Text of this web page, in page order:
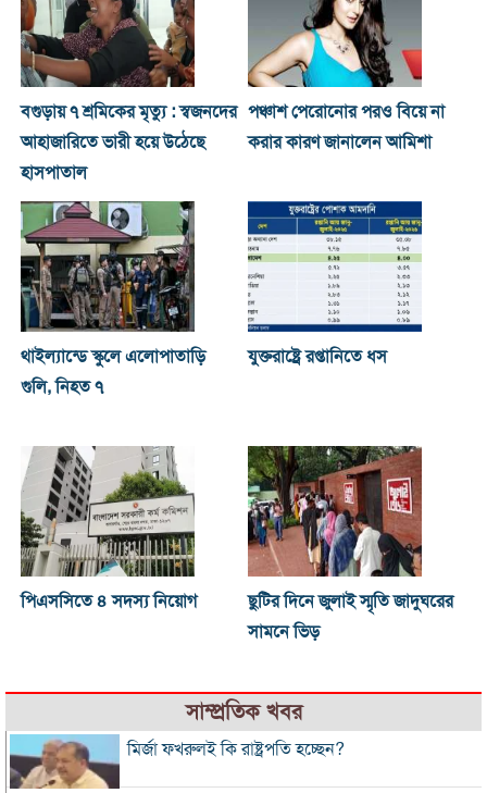
বগুড়ায় ৭ শ্রমিকের মৃত্যু : স্বজনদের
আহাজারিতে ভারী হয়ে উঠেছে
হাসপাতাল
পঞ্চাশ পেরোনোর পরও বিয়ে না
করার কারণ জানালেন আমিশা
থাইল্যান্ডে স্কুলে এলোপাতাড়ি
গুলি, নিহত ৭
যুক্তরাষ্ট্রে রপ্তানিতে ধস
পিএসসিতে ৪ সদস্য নিয়োগ
ছুটির দিনে জুলাই স্মৃতি জাদুঘরের
সামনে ভিড়
সাম্প্রতিক খবর
মির্জা ফখরুলই কি রাষ্ট্রপতি হচ্ছেন?